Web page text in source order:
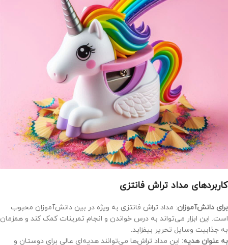
کاربردهای مداد تراش فانتزی
برای دانش‌آموزان: مداد تراش فانتزی به ویژه در بین دانش‌آموزان محبوب
است. این ابزار می‌تواند به درس خواندن و انجام تمرینات کمک کند و همزمان
به جذابیت وسایل تحریر بیفزاید.
به عنوان هدیه: این مداد تراش‌ها می‌توانند هدیه‌ای عالی برای دوستان و